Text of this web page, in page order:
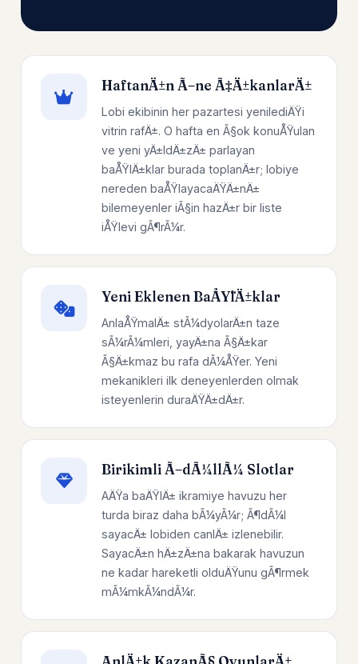
HaftanÄ±n Ã–ne Ã‡Ä±kanlarÄ±
Lobi ekibinin her pazartesi yenilediÄŸi
vitrin rafÄ±. O hafta en Ã§ok konuÅŸulan
ve yeni yÄ±ldÄ±zÄ± parlayan
baÅŸlÄ±klar burada toplanÄ±r; lobiye
nereden baÅŸlayacaÄŸÄ±nÄ±
bilemeyenler iÃ§in hazÄ±r bir liste
iÅŸlevi gÃ¶rÃ¼r.
Yeni Eklenen BaÅŸlÄ±klar
AnlaÅŸmalÄ± stÃ¼dyolarÄ±n taze
sÃ¼rÃ¼mleri, yayÄ±na Ã§Ä±kar
Ã§Ä±kmaz bu rafa dÃ¼ÅŸer. Yeni
mekanikleri ilk deneyenlerden olmak
isteyenlerin duraÄŸÄ±dÄ±r.
Birikimli Ã–dÃ¼llÃ¼ Slotlar
AÄŸa baÄŸlÄ± ikramiye havuzu her
turda biraz daha bÃ¼yÃ¼r; Ã¶dÃ¼l
sayacÄ± lobiden canlÄ± izlenebilir.
SayacÄ±n hÄ±zÄ±na bakarak havuzun
ne kadar hareketli olduÄŸunu gÃ¶rmek
mÃ¼mkÃ¼ndÃ¼r.